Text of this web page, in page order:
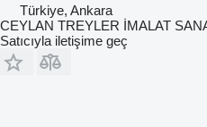
Türkiye, Ankara
CEYLAN TREYLER İMALAT
Satıcıyla iletişime geç